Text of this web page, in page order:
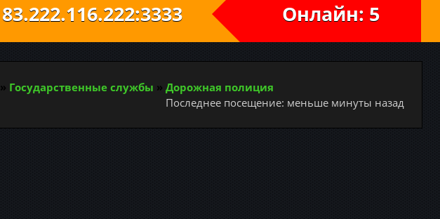
83.222.116.222:3333 Онлайн: 5
» Государственные службы » Дорожная полиция
Последнее посещение: меньше минуты назад